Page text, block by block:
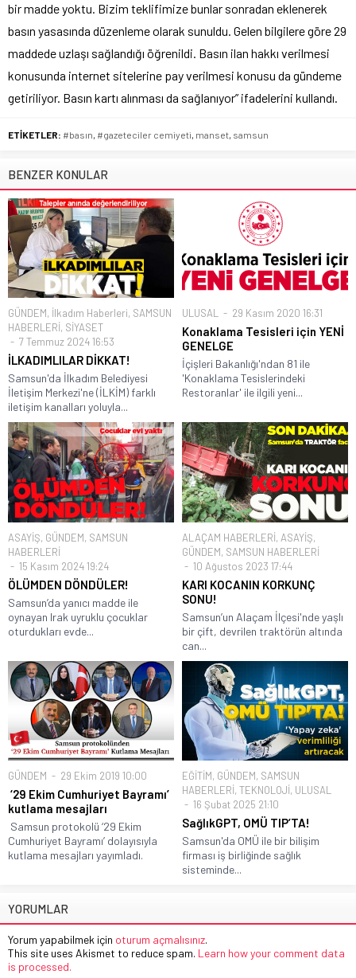
bir madde yoktu. Bizim teklifimize bunlar sonradan eklenerek
basın yasasında düzenleme olarak sunuldu. Gelen bilgilere göre 29
maddede uzlaşı sağlandığı öğrenildi. Basın ilan hakkı verilmesi
konusunda internet sitelerine pay verilmesi konusu da gündeme
getiriliyor. Basın kartı alınması da sağlanıyor” ifadelerini kullandı.
ETİKETLER: #basın, #gazeteciler cemiyeti, manset, samsun
BENZER KONULAR
GÜNDEM, İlkadım Haberleri, SAMSUN
HABERLERİ, SİYASET
7 Temmuz 2024 16:53
İLKADIMLILAR DİKKAT!
Samsun'da İlkadım Belediyesi
İletişim Merkezi'ne (İLKİM) farklı
iletişim kanalları yoluyla...
ULUSAL 29 Kasım 2020 16:31
Konaklama Tesisleri için YENİ
GENELGE
İçişleri Bakanlığı'ndan 81 ile
'Konaklama Tesislerindeki
Restoranlar' ile ilgili yeni...
ASAYİŞ, GÜNDEM, SAMSUN
HABERLERİ
15 Kasım 2024 19:24
ÖLÜMDEN DÖNDÜLER!
Samsun’da yanıcı madde ile
oynayan Irak uyruklu çocuklar
oturdukları evde...
ALAÇAM HABERLERİ, ASAYİŞ,
GÜNDEM, SAMSUN HABERLERİ
10 Ağustos 2023 17:44
KARI KOCANIN KORKUNÇ
SONU!
Samsun’un Alaçam İlçesi'nde yaşlı
bir çift, devrilen traktörün altında
can...
GÜNDEM 29 Ekim 2019 10:00
‘29 Ekim Cumhuriyet Bayramı’
kutlama mesajları
Samsun protokolü ‘29 Ekim
Cumhuriyet Bayramı’ dolayısıyla
kutlama mesajları yayımladı.
EĞİTİM, GÜNDEM, SAMSUN
HABERLERİ, TEKNOLOJİ, ULUSAL
16 Şubat 2025 21:10
SağlıkGPT, OMÜ TIP’TA!
Samsun'da OMÜ ile bir bilişim
firması iş birliğinde sağlık
sisteminde...
YORUMLAR
Yorum yapabilmek için oturum açmalısınız.
This site uses Akismet to reduce spam. Learn how your comment data
is processed.